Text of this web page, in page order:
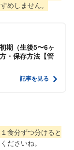
めしません。
期（生後5〜6ヶ
・保存方法【管
記事を見る
食分ずつ分けると
ださいね。